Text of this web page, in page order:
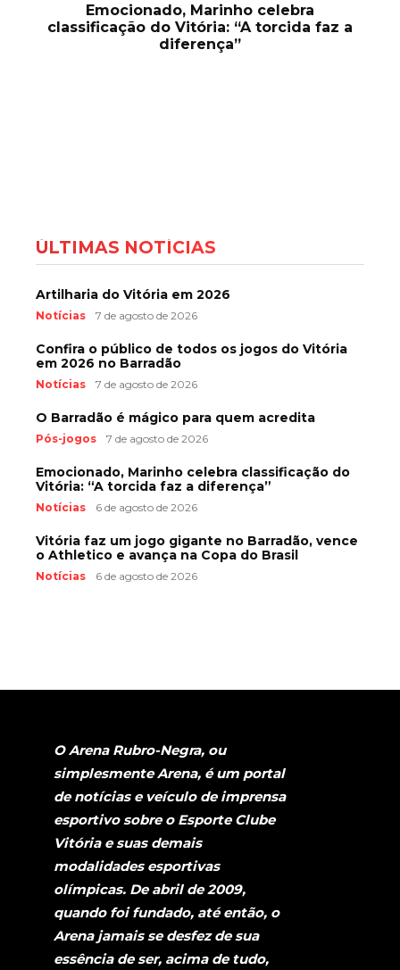
Emocionado, Marinho celebra
classificação do Vitória: “A torcida faz a
diferença”
ÚLTIMAS NOTÍCIAS
Artilharia do Vitória em 2026
Notícias 7 de agosto de 2026
Confira o público de todos os jogos do Vitória
em 2026 no Barradão
Notícias 7 de agosto de 2026
O Barradão é mágico para quem acredita
Pós-jogos 7 de agosto de 2026
Emocionado, Marinho celebra classificação do
Vitória: “A torcida faz a diferença”
Notícias 6 de agosto de 2026
Vitória faz um jogo gigante no Barradão, vence
o Athletico e avança na Copa do Brasil
Notícias 6 de agosto de 2026
O Arena Rubro-Negra, ou
simplesmente Arena, é um portal
de notícias e veículo de imprensa
esportivo sobre o Esporte Clube
Vitória e suas demais
modalidades esportivas
olímpicas. De abril de 2009,
quando foi fundado, até então, o
Arena jamais se desfez de sua
essência de ser, acima de tudo,